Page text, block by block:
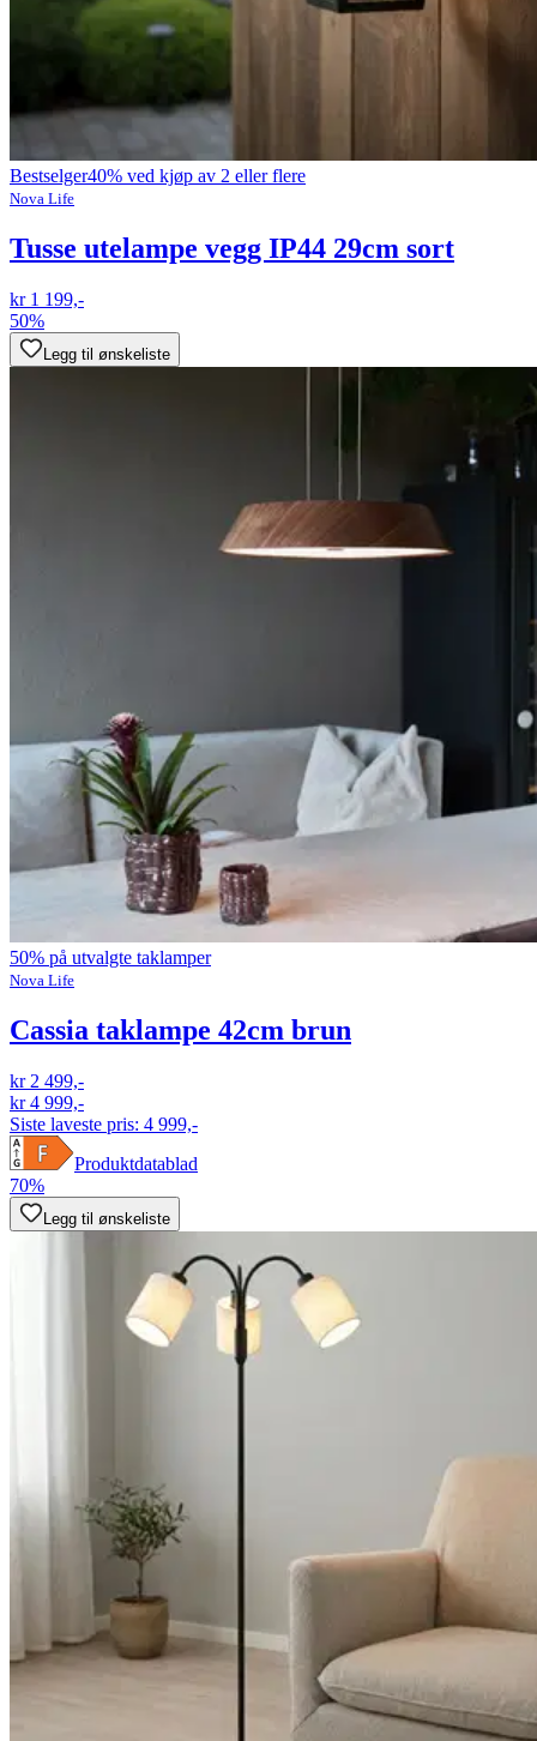
Bestselger40% ved kjøp av 2 eller flere
Nova Life
Tusse utelampe vegg IP44 29cm sort
kr 1 199,-
50%
Legg til ønskeliste
50% på utvalgte taklamper
Nova Life
Cassia taklampe 42cm brun
kr 2 499,-
kr 4 999,-
Siste laveste pris: 4 999,-
Produktdatablad
70%
Legg til ønskeliste